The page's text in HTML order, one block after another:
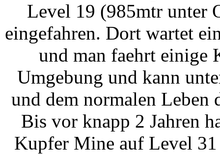
Level 19 (985mtr unter
eingefahren. Dort wartet
und man faehrt einige
Umgebung und kann
und dem normalen Leben
Bis vor knapp 2 Jahren
Kupfer Mine auf Level